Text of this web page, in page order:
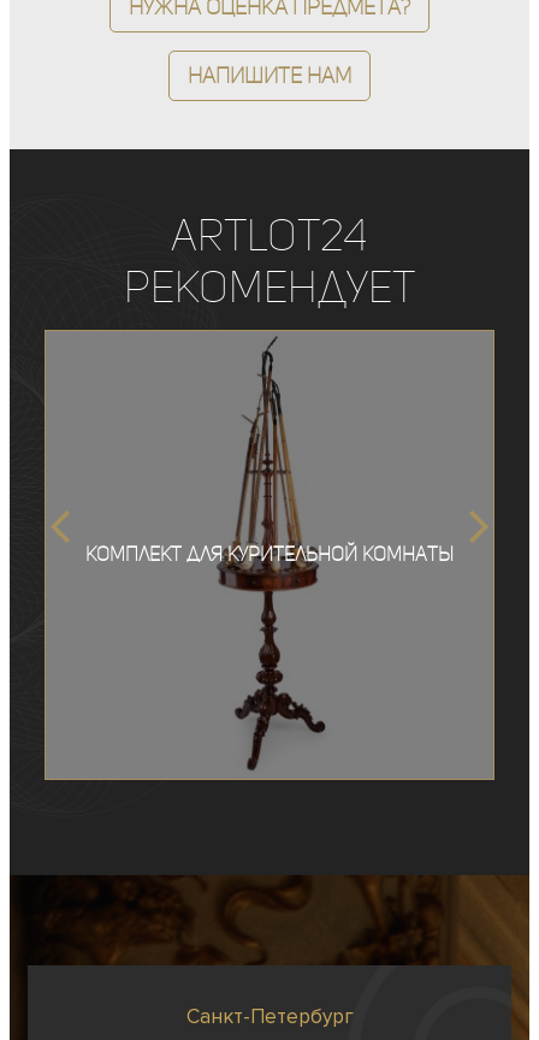
Нужна оценка предмета?
Напишите нам
ArtLot24
рекомендует
Комплект для курительной комнаты
Санкт-Петербург